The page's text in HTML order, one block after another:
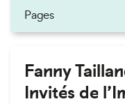
Pages
Fanny
Invités de